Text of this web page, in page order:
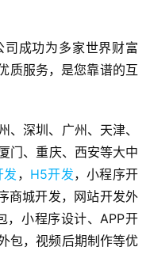
成功为多家世界财富
质服务，是您靠谱的互
、深圳、广州、天津、
门、重庆、西安等大中
发 ， H5开发，小程序开
商城开发，网站开发外
，小程序设计、APP开
包，视频后期制作等优